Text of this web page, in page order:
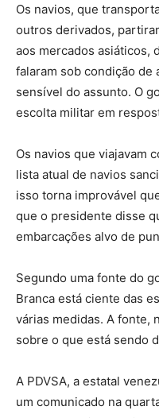
Os navios, que
outros derivados,
aos mercados asiáticos,
falaram sob condição de
sensível do assunto. O
escolta militar em
Os navios que viajavam
lista atual de navios
isso torna improvável
que o presidente disse
embarcações alvo de
Segundo uma fonte do
Branca está ciente das
várias medidas. A fonte,
sobre o que está sendo
A PDVSA, a estatal
um comunicado na